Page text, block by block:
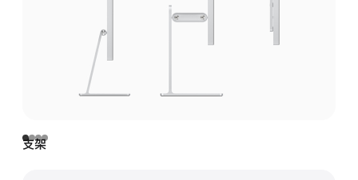
支架